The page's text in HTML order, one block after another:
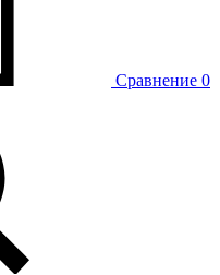
Сравнение 0